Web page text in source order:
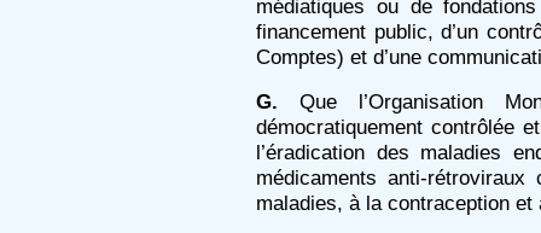
médiatiques ou de
financement public, d’un
Comptes) et d’une
G. Que l’Organisation
démocratiquement contrôlée
l’éradication des maladies
médicaments anti-
maladies, à la contraception et